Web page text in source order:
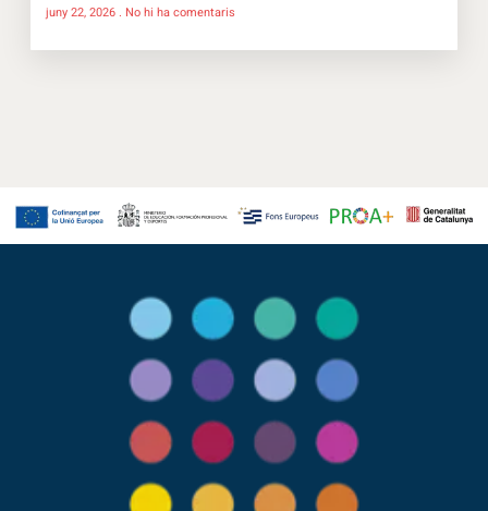
juny 22, 2026 No hi ha comentaris